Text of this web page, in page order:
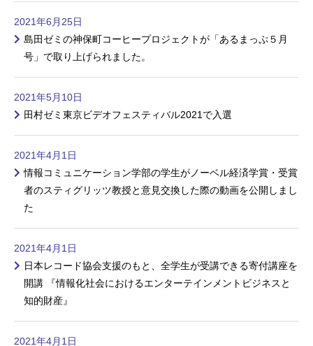
2021年6月25日
島田ゼミの神保町コーヒープロジェクトが「あるまっぷ５月
号」で取り上げられました。
2021年5月10日
田村ゼミ東京ビデオフェスティバル2021で入選
2021年4月1日
情報コミュニケーション学部の学生がノーベル経済学賞・受賞
者のスティグリッツ教授と意見交換した際の動画を公開しまし
た
2021年4月1日
日本レコード協会支援のもと、全学生が受講できる寄付講座を
開講 『情報化社会におけるエンターテインメントビジネスと
知的財産』
2021年4月1日